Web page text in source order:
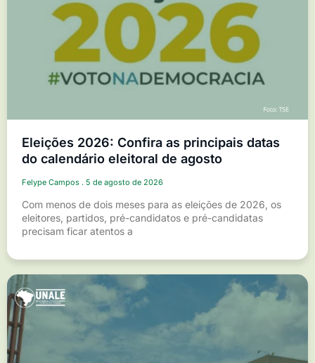
Eleições 2026: Confira as principais datas
do calendário eleitoral de agosto
Felype Campos 5 de agosto de 2026
Com menos de dois meses para as eleições de 2026, os
eleitores, partidos, pré-candidatos e pré-candidatas
precisam ficar atentos a